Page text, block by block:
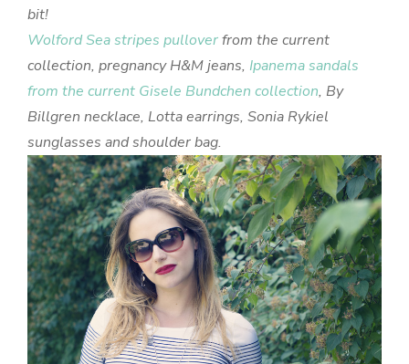
bit!
Wolford Sea stripes pulloverfrom the current
collection, pregnancy H&M jeans, Ipanema sandals
from the current Gisele Bundchen collection, By
Billgren necklace, Lotta earrings, Sonia Rykiel
sunglasses and shoulder bag.